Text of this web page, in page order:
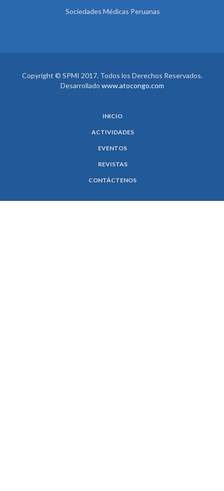
Sociedades Médicas Peruanas
Copyright © SPMI 2017. Todos los Derechos Reservados.
Desarrollado www.atocongo.com
INICIO
ACTIVIDADES
EVENTOS
REVISTAS
CONTÁCTENOS